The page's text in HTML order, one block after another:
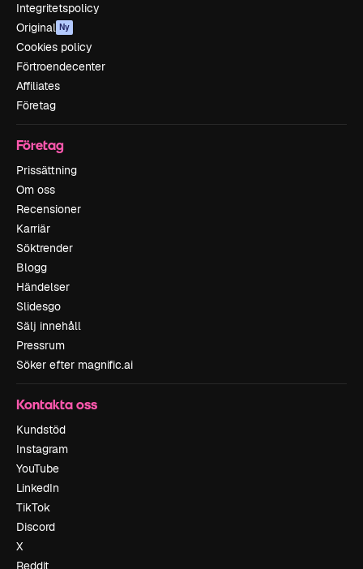
Integritetspolicy
Original Ny
Cookies policy
Förtroendecenter
Affiliates
Företag
Företag
Prissättning
Om oss
Recensioner
Karriär
Söktrender
Blogg
Händelser
Slidesgo
Sälj innehåll
Pressrum
Söker efter magnific.ai
Kontakta oss
Kundstöd
Instagram
YouTube
LinkedIn
TikTok
Discord
X
Reddit